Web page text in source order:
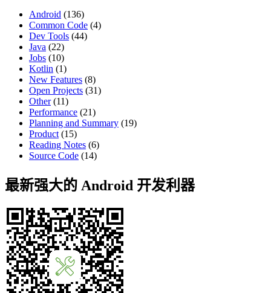
Android (136)
Common Code (4)
Dev Tools (44)
Java (22)
Jobs (10)
Kotlin (1)
New Features (8)
Open Projects (31)
Other(11)
Performance (21)
Planning and Summary (19)
Product (15)
Reading Notes (6)
Source Code (14)
最新强大的 Android 开发利器